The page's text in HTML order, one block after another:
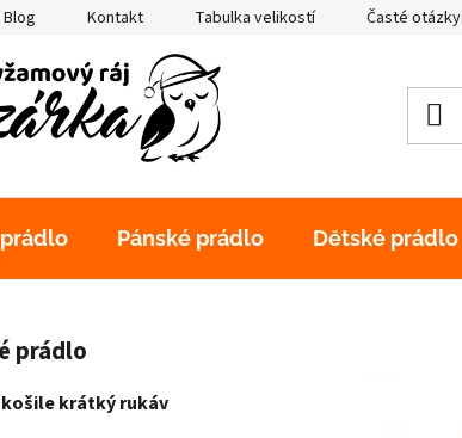
Blog Kontakt Tabulka velikostí Časté otázky
Pánské prádlo Dětské prádlo
prádlo
krátký rukáv